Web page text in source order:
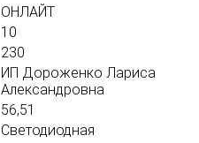
ОНЛАЙТ
10
230
ИП Дороженко Лариса
Александровна
56,51
Светодиодная